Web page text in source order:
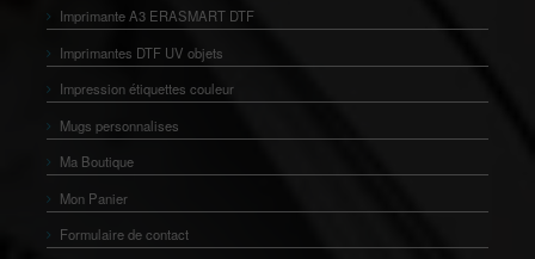
Imprimante A3 ERASMART DTF
Imprimantes DTF UV objets
Impression étiquettes couleur
Mugs personnalises
Ma Boutique
Mon Panier
Formulaire de contact